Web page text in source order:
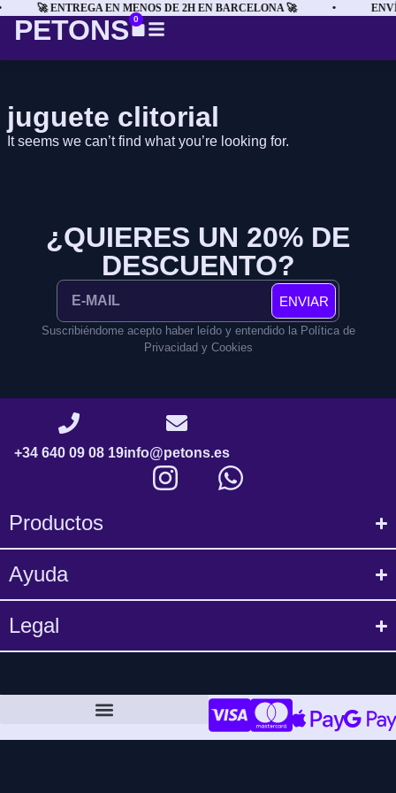
🚀 ENTREGA EN MENOS DE 2H EN BARCELONA 🚀 •
PETONS 0
juguete clitorial
It seems we can’t find what you’re looking for.
¿QUIERES UN 20% DE
DESCUENTO?
ENVIAR
Suscribiéndome acepto haber leído y entendido la Política de
Privacidad y Cookies
+34 640 09 08 19info@petons.es
Productos
Ayuda
Legal